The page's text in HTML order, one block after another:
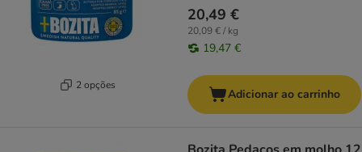
2 opções
20,49 €
20,09 € / kg
19,47 €
Adicionar ao carrinho